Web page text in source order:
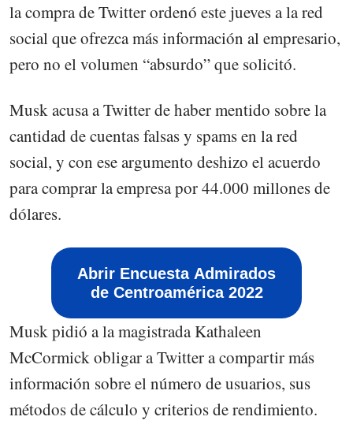
la compra de Twitter ordenó este jueves a la red
social que ofrezca más información al empresario,
pero no el volumen “absurdo” que solicitó.
Musk acusa a Twitter de haber mentido sobre la
cantidad de cuentas falsas y spams en la red
social, y con ese argumento deshizo el acuerdo
para comprar la empresa por 44.000 millones de
dólares.
Abrir Encuesta Admirados
de Centroamérica 2022
Musk pidió a la magistrada Kathaleen
McCormick obligar a Twitter a compartir más
información sobre el número de usuarios, sus
métodos de cálculo y criterios de rendimiento.